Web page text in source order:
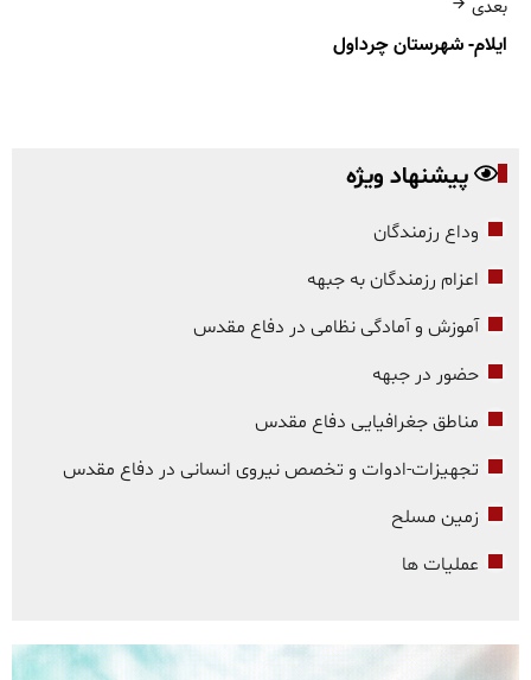
بعدی
ایلام- شهرستان چرداول
پیشنهاد ویژه
وداع رزمندگان
اعزام رزمندگان به جبهه
آموزش و آمادگی نظامی در دفاع مقدس
حضور در جبهه
مناطق جغرافیایی دفاع مقدس
تجهیزات-ادوات و تخصص نیروی انسانی در دفاع مقدس
زمین مسلح
عملیات ها